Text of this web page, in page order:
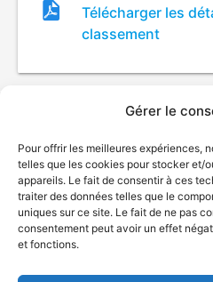
Gérer le
Pour offrir les meilleures expériences,
telles que les cookies pour stocker et/
appareils. Le fait de consentir à ces
traiter des données telles que le
uniques sur ce site. Le fait de ne pas
consentement peut avoir un effet
et fonctions.
Fichier
de
classement
Télécharger les
classement
© Gouvernement
Plan du